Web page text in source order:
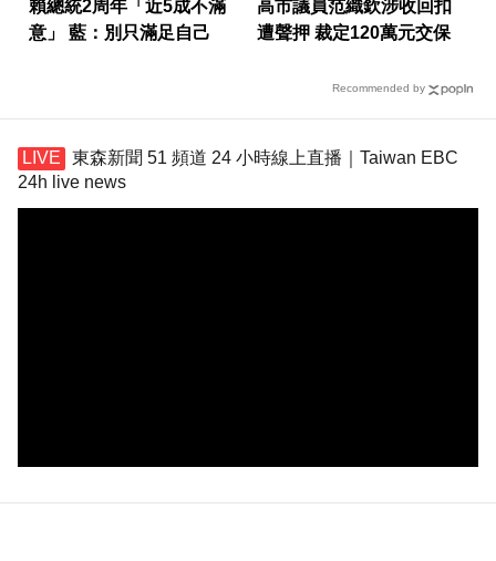
賴總統2周年「近5成不滿
意」 藍：別只滿足自己
高市議員范織欽涉收回扣
遭聲押 裁定120萬元交保
Recommended by
東森新聞 51 頻道 24 小時線上直播｜Taiwan EBC
24h live news